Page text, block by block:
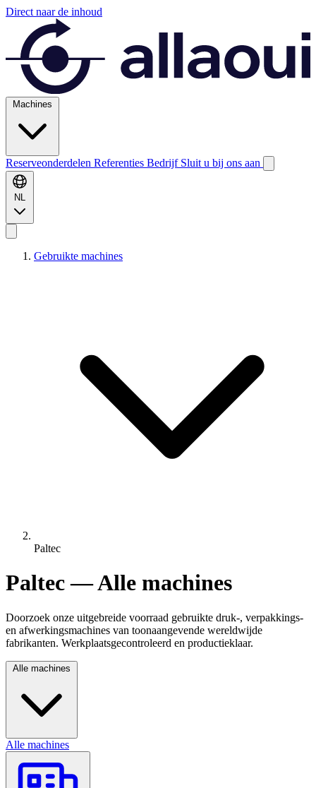
Direct naar de inhoud
Machines
Reserveonderdelen Referenties Bedrijf Sluit u bij ons aan
NL
Gebruikte machines
Paltec
Paltec — Alle machines
Doorzoek onze uitgebreide voorraad gebruikte druk-, verpakkings-
en afwerkingsmachines van toonaangevende wereldwijde
fabrikanten. Werkplaatsgecontroleerd en productieklaar.
Alle machines
Alle machines